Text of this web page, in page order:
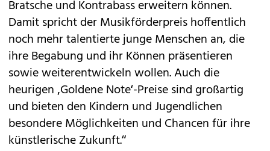
Bratsche und Kontrabass erweitern können.
Damit spricht der Musikförderpreis hoffentlich
noch mehr talentierte junge Menschen an, die
ihre Begabung und ihr Können präsentieren
sowie weiterentwickeln wollen. Auch die
heurigen ‚Goldene Note‘-Preise sind großartig
und bieten den Kindern und Jugendlichen
besondere Möglichkeiten und Chancen für ihre
künstlerische Zukunft.“